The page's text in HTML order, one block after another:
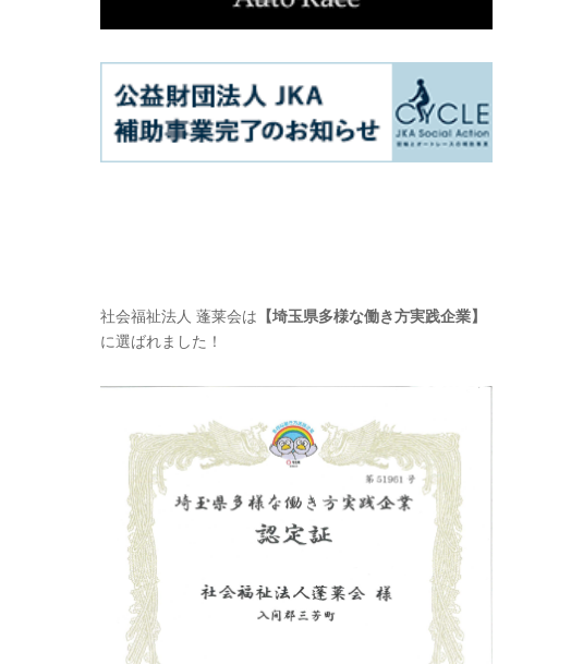
社会福祉法人 蓬莱会は 【埼玉県多様な働き方実践企業】
に選ばれました！